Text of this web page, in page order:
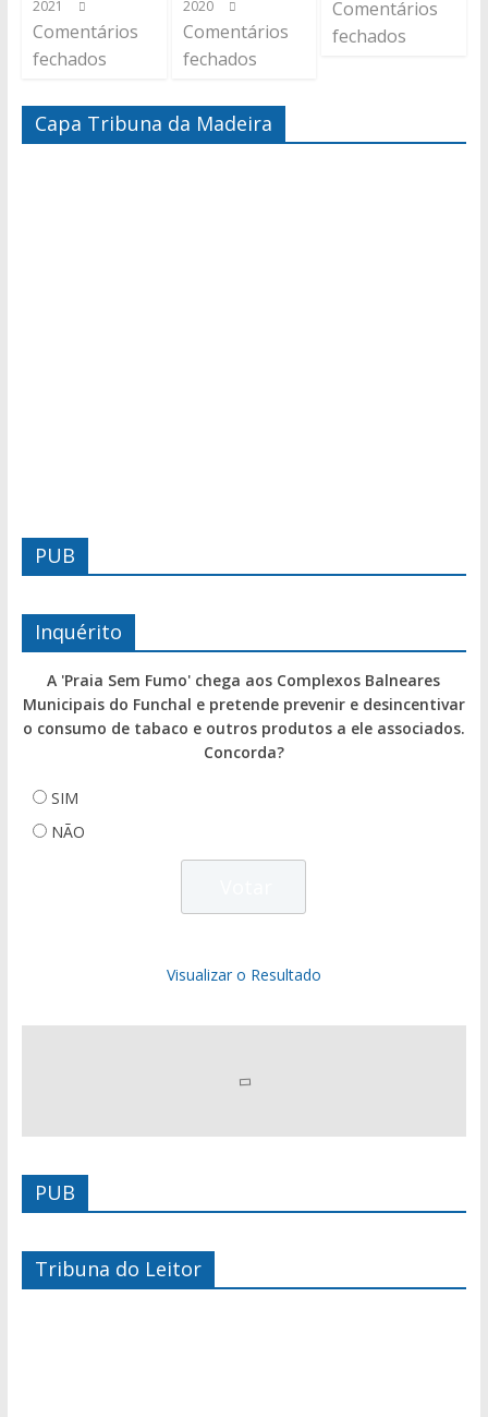
2021
Comentários
fechados
2020
Comentários
fechados
Comentários
fechados
Capa Tribuna da Madeira
PUB
Inquérito
A 'Praia Sem Fumo' chega aos Complexos Balneares
Municipais do Funchal e pretende prevenir e desincentivar
o consumo de tabaco e outros produtos a ele associados.
Concorda?
SIM
NÃO
Visualizar o Resultado
PUB
Tribuna do Leitor